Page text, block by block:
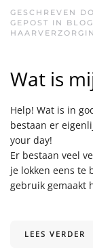
GESCHREVEN
GEPOST IN BLOG
Wat is
Help! Wat is in
bestaan er
your day!
Er bestaan veel
je lokken eens te
gebruik gemaakt
LEES VERDER